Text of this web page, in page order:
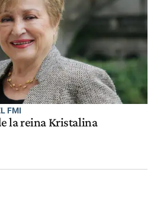
FMI
la reina Kristalina